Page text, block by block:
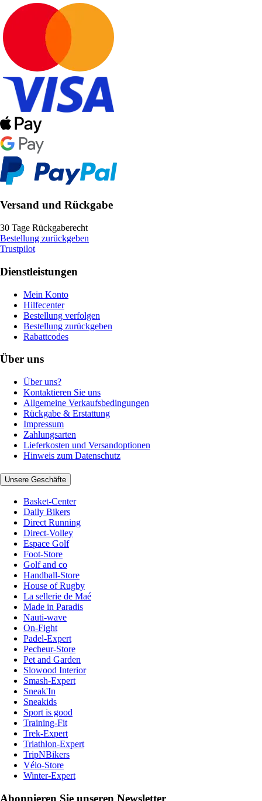
Versand und Rückgabe
30 Tage Rückgaberecht
Bestellung zurückgeben
Trustpilot
Dienstleistungen
Mein Konto
Hilfecenter
Bestellung verfolgen
Bestellung zurückgeben
Rabattcodes
Über uns
Über uns?
Kontaktieren Sie uns
Allgemeine Verkaufsbedingungen
Rückgabe & Erstattung
Impressum
Zahlungsarten
Lieferkosten und Versandoptionen
Hinweis zum Datenschutz
Unsere Geschäfte
Basket-Center
Daily Bikers
Direct Running
Direct-Volley
Espace Golf
Foot-Store
Golf and co
Handball-Store
House of Rugby
La sellerie de Maé
Made in Paradis
Nauti-wave
On-Fight
Padel-Expert
Pecheur-Store
Pet and Garden
Slowood Interior
Smash-Expert
Sneak'In
Sneakids
Sport is good
Training-Fit
Trek-Expert
Triathlon-Expert
TripNBikers
Vélo-Store
Winter-Expert
Abonnieren Sie unseren Newsletter